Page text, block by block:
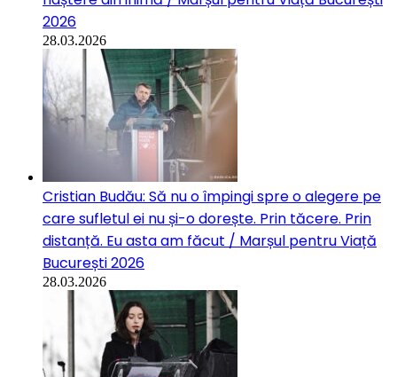
2026
28.03.2026
Cristian Budău: Să nu o împingi spre o alegere pe
care sufletul ei nu și-o dorește. Prin tăcere. Prin
distanță. Eu asta am făcut / Marșul pentru Viață
București 2026
28.03.2026